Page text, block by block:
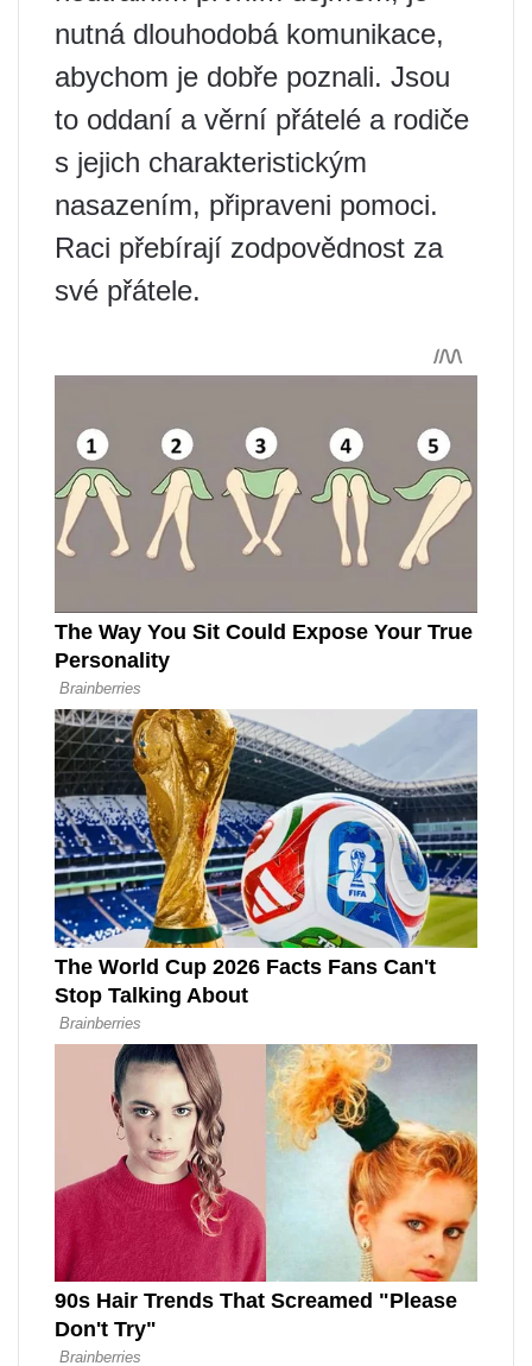
nutná dlouhodobá komunikace,
abychom je dobře poznali. Jsou
to oddaní a věrní přátelé a rodiče
s jejich charakteristickým
nasazením, připraveni pomoci.
Raci přebírají zodpovědnost za
své přátele.